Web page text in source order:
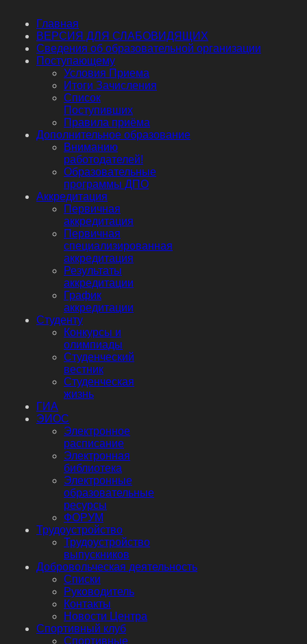
Главная
ВЕРСИЯ ДЛЯ СЛАБОВИДЯЩИХ
Сведения об образовательной организации
Поступающему
Условия Приема
Итоги Зачисления
Список
Поступивших
Правила приёма
Дополнительное образование
Вниманию
работодателей!
Образовательные
программы ДПО
Аккредитация
Первичная
аккредитация
Первичная
специализированная
аккредитация
Результаты
аккредитации
График
аккредитации
Студенту
Конкурсы и
олимпиады
Студенческий
вестник
Студенческая
жизнь
ГИА
ЭИОС
Электронное
расписание
Электронная
библиотека
Электронные
образовательные
ресурсы
ФОРУМ
Трудоустройство
Трудоустройство
выпускников
Добровольческая деятельность
Списки
Руководитель
Контакты
Новости Центра
Спортивный клуб
Спортивные